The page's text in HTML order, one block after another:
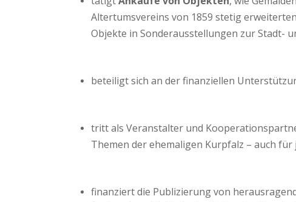
Altertumsvereins von 1859 stetig
Objekte in Sonderausstellungen zur Stadt-
beteiligt sich an der finanziellen
tritt als Veranstalter und
Themen der ehemaligen Kurpfalz – auch
finanziert die Publizierung von